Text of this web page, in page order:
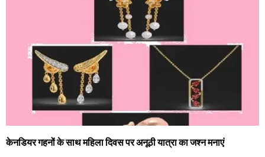
केनडियर गहनों के साथ महिला दिवस पर अनूठी यात्रा का जश्न मनाएं